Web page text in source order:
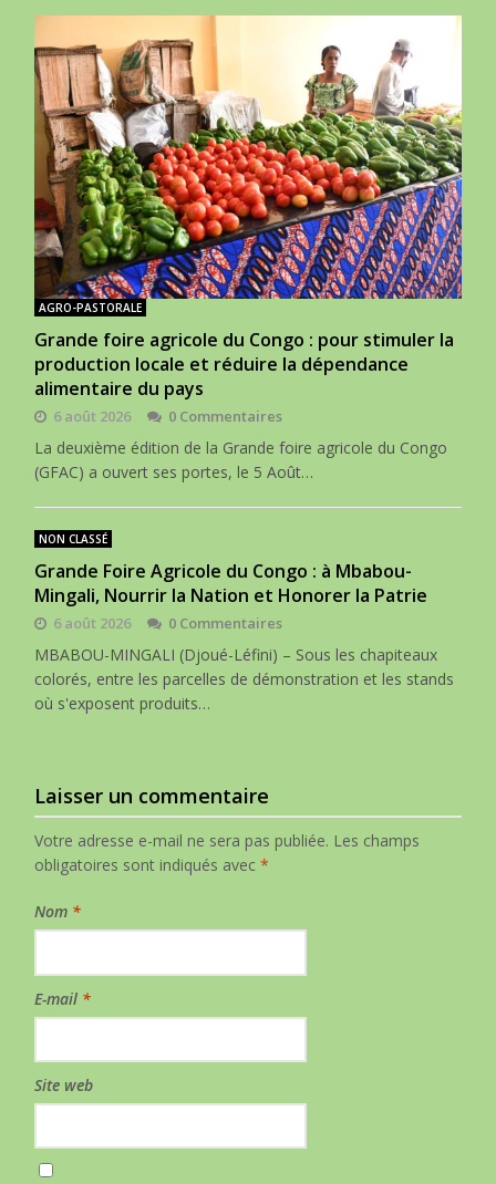
AGRO-PASTORALE
Grande foire agricole du Congo : pour stimuler la
production locale et réduire la dépendance
alimentaire du pays
6 août 2026 0 Commentaires
La deuxième édition de la Grande foire agricole du Congo
(GFAC) a ouvert ses portes, le 5 Août…
NON CLASSÉ
Grande Foire Agricole du Congo : à Mbabou-
Mingali, Nourrir la Nation et Honorer la Patrie
6 août 2026 0 Commentaires
MBABOU-MINGALI (Djoué-Léfini) – Sous les chapiteaux
colorés, entre les parcelles de démonstration et les stands
où s'exposent produits…
Laisser un commentaire
Votre adresse e-mail ne sera pas publiée. Les champs
obligatoires sont indiqués avec*
Nom *
E-mail *
Site web